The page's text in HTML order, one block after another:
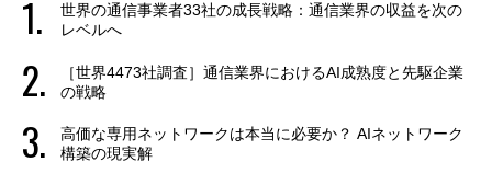
世界の通信事業者33社の成長戦略：通信業界の収益を次の
レベルへ
［世界4473社調査］通信業界におけるAI成熟度と先駆企業
の戦略
高価な専用ネットワークは本当に必要か？ AIネットワーク
構築の現実解